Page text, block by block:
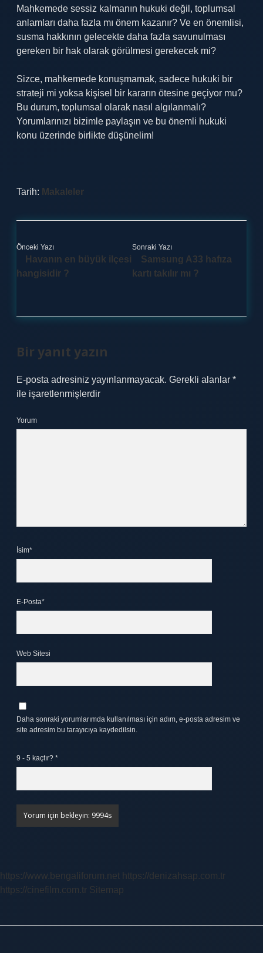
Mahkemede sessiz kalmanın hukuki değil, toplumsal
anlamları daha fazla mı önem kazanır? Ve en önemlisi,
susma hakkının gelecekte daha fazla savunulması
gereken bir hak olarak görülmesi gerekecek mi?
Sizce, mahkemede konuşmamak, sadece hukuki bir
strateji mi yoksa kişisel bir kararın ötesine geçiyor mu?
Bu durum, toplumsal olarak nasıl algılanmalı?
Yorumlarınızı bizimle paylaşın ve bu önemli hukuki
konu üzerinde birlikte düşünelim!
Tarih: Makaleler
Önceki Yazı
Havanın en büyük ilçesi
hangisidir ?
Sonraki Yazı
Samsung A33 hafıza
kartı takılır mı ?
Bir yanıt yazın
E-posta adresiniz yayınlanmayacak. Gerekli alanlar *
ile işaretlenmişlerdir
Yorum
İsim*
E-Posta*
Web Sitesi
Daha sonraki yorumlarımda kullanılması için adım, e-posta adresim ve
site adresim bu tarayıcıya kaydedilsin.
9 - 5 kaçtır? *
https://www.bengaliforum.net https://denizahsap.com.tr
https://cinefilm.com.tr Sitemap